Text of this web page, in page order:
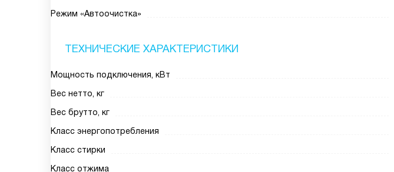
Режим «Автоочистка»
ТЕХНИЧЕСКИЕ ХАРАКТЕРИСТИКИ
Мощность подключения, кВт
Вес нетто, кг
Вес брутто, кг
Класс энергопотребления
Класс стирки
Класс отжима